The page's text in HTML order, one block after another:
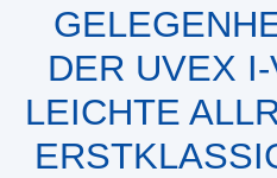
DER UVEX
LEICHTE